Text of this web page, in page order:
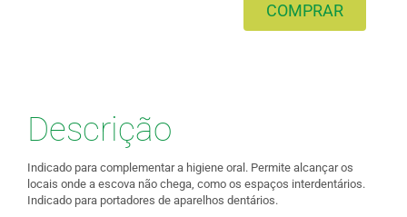
COMPRAR
Descrição
Indicado para complementar a higiene oral. Permite alcançar os
locais onde a escova não chega, como os espaços interdentários.
Indicado para portadores de aparelhos dentários.